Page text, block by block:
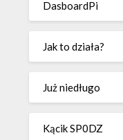
DasboardPi
Jak to działa?
Już niedługo
Kącik SP0DZ